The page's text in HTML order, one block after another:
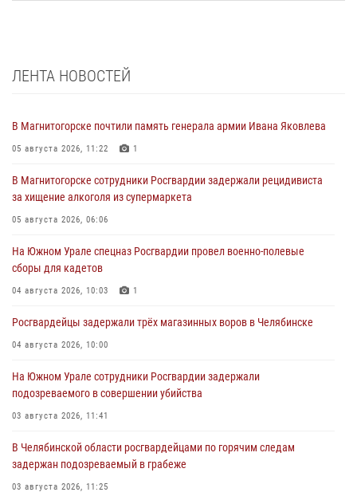
ЛЕНТА НОВОСТЕЙ
В Магнитогорске почтили память генерала армии Ивана Яковлева
05 августа 2026, 11:22 1
В Магнитогорске сотрудники Росгвардии задержали рецидивиста
за хищение алкоголя из супермаркета
05 августа 2026, 06:06
На Южном Урале спецназ Росгвардии провел военно-полевые
сборы для кадетов
04 августа 2026, 10:03 1
Росгвардейцы задержали трёх магазинных воров в Челябинске
04 августа 2026, 10:00
На Южном Урале сотрудники Росгвардии задержали
подозреваемого в совершении убийства
03 августа 2026, 11:41
В Челябинской области росгвардейцами по горячим следам
задержан подозреваемый в грабеже
03 августа 2026, 11:25